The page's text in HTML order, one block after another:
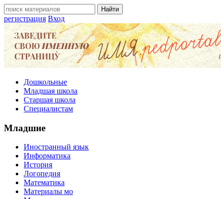
регистрация Вход
Дошкольные
Младшая школа
Старшая школа
Специалистам
Младшие
Иностранный язык
Информатика
История
Логопедия
Математика
Материалы мо